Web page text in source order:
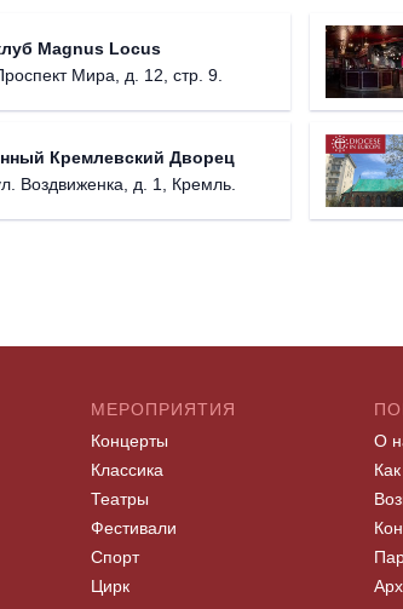
Magnus Locus
Мира, д. 12, стр. 9.
Кремлевский Дворец
Воздвиженка, д. 1, Кремль.
МЕРОПРИЯТИЯ
Концерты
Классика
Театры
Фестивали
Спорт
Цирк
О